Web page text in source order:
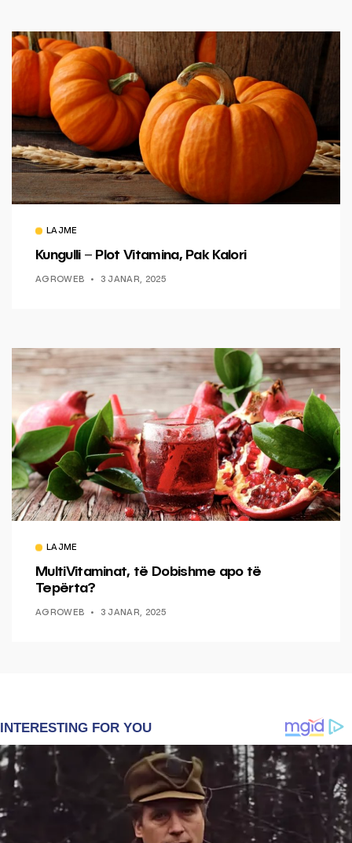
LAJME
Kungulli – Plot Vitamina, Pak Kalori
AGROWEB 3 JANAR, 2025
LAJME
MultiVitaminat, të Dobishme apo të
Tepërta?
AGROWEB 3 JANAR, 2025